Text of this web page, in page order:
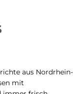
aus Nordrhein-
mit